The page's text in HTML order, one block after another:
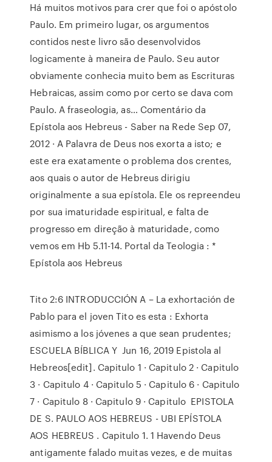
Há muitos motivos para crer que foi o apóstolo
Paulo. Em primeiro lugar, os argumentos
contidos neste livro são desenvolvidos
logicamente à maneira de Paulo. Seu autor
obviamente conhecia muito bem as Escrituras
Hebraicas, assim como por certo se dava com
Paulo. A fraseologia, as… Comentário da
Epístola aos Hebreus - Saber na Rede Sep 07,
2012 · A Palavra de Deus nos exorta a isto; e
este era exatamente o problema dos crentes,
aos quais o autor de Hebreus dirigiu
originalmente a sua epístola. Ele os repreendeu
por sua imaturidade espiritual, e falta de
progresso em direção à maturidade, como
vemos em Hb 5.11-14. Portal da Teologia : *
Epístola aos Hebreus
Tito 2:6 INTRODUCCIÓN A – La exhortación de
Pablo para el joven Tito es esta : Exhorta
asimismo a los jóvenes a que sean prudentes;
ESCUELA BÍBLICA Y Jun 16, 2019 Epistola al
Hebreos[edit]. Capitulo 1 · Capitulo 2 · Capitulo
3 · Capitulo 4 · Capitulo 5 · Capitulo 6 · Capitulo
7 · Capitulo 8 · Capitulo 9 · Capitulo EPISTOLA
DE S. PAULO AOS HEBREUS - UBI EPÍSTOLA
AOS HEBREUS . Capitulo 1. 1 Havendo Deus
antigamente falado muitas vezes, e de muitas